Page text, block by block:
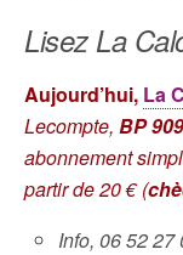
Lisez La
Aujourd’hui, La
Lecompte, BP
abonnement
partir de 20 € (
Info, 06 52 27